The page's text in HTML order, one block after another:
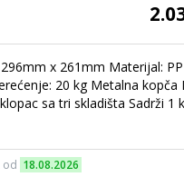
x 261mm Materijal:
20 kg Metalna kopča
sa tri skladišta Sadrži 1
od 18.08.2026